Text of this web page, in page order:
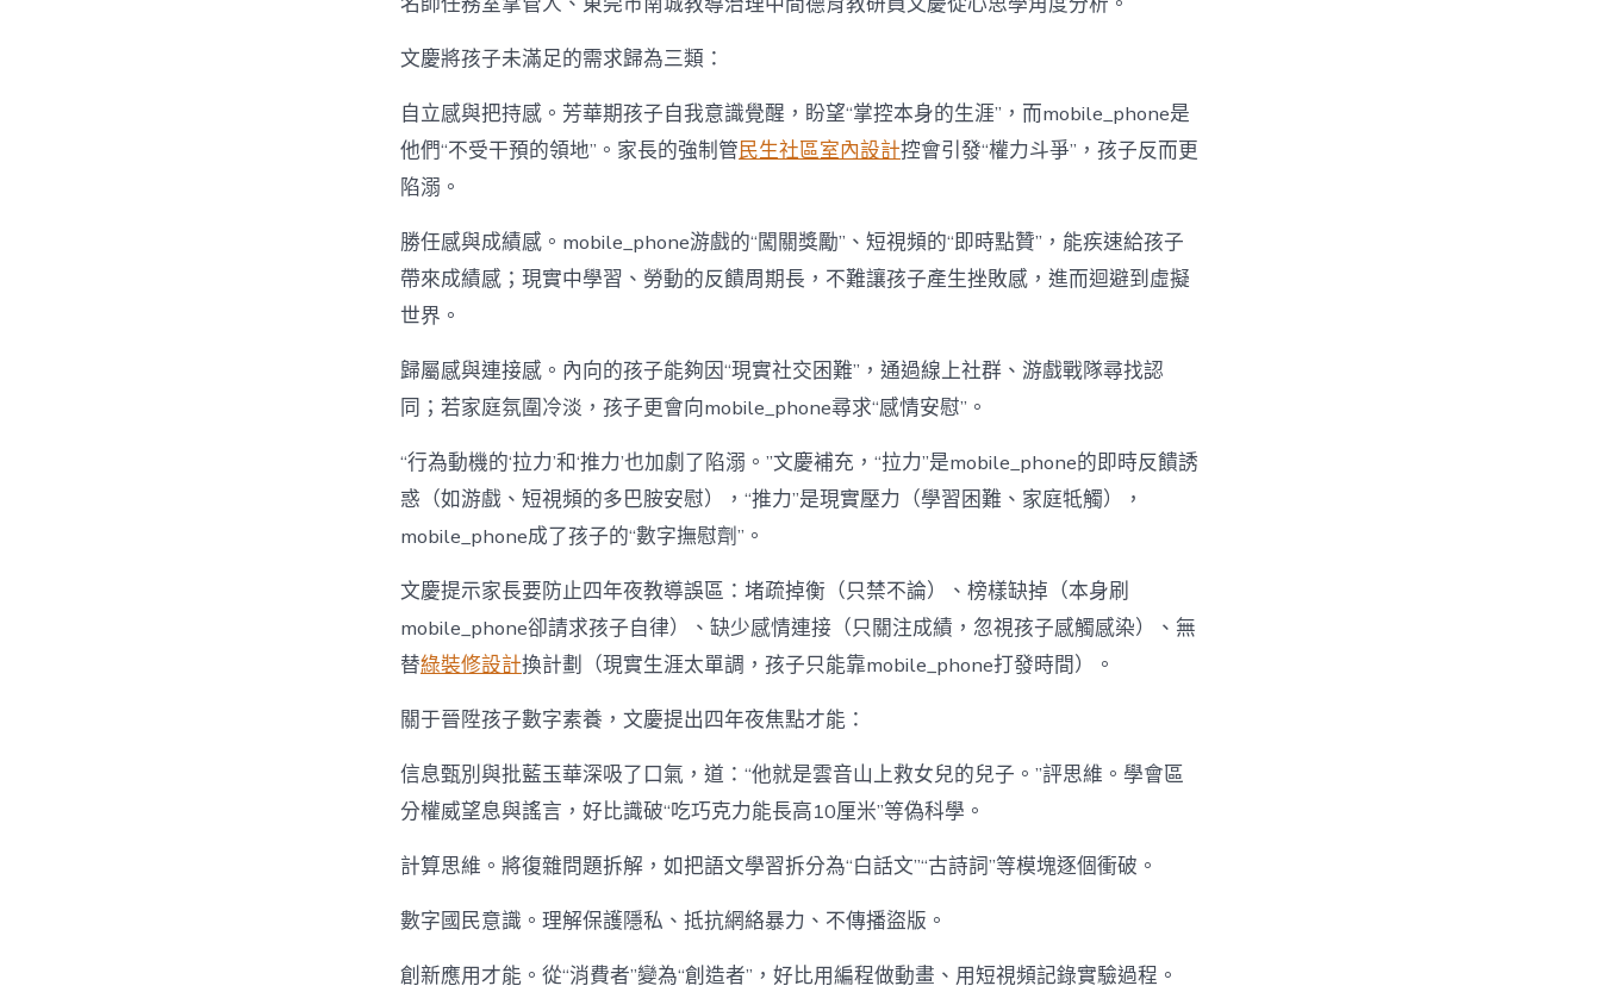
文慶將孩子未滿足的需求歸為三類：
自立感與把持感。芳華期孩子自我意識覺醒，盼望“掌控本身的生涯”，而mobile_phone是
他們“不受干預的領地”。家長的強制管民生社區室內設計控會引發“權力斗爭”，孩子反而更
陷溺。
勝任感與成績感。mobile_phone游戲的“闖關獎勵”、短視頻的“即時點贊”，能疾速給孩子
帶來成績感；現實中學習、勞動的反饋周期長，不難讓孩子產生挫敗感，進而迴避到虛擬
世界。
歸屬感與連接感。內向的孩子能夠因“現實社交困難”，通過線上社群、游戲戰隊尋找認
同；若家庭氛圍冷淡，孩子更會向mobile_phone尋求“感情安慰”。
“行為動機的‘拉力’和‘推力’也加劇了陷溺。”文慶補充，“拉力”是mobile_phone的即時反饋誘
惑（如游戲、短視頻的多巴胺安慰），“推力”是現實壓力（學習困難、家庭牴觸），
mobile_phone成了孩子的“數字撫慰劑”。
文慶提示家長要防止四年夜教導誤區：堵疏掉衡（只禁不論）、榜樣缺掉（本身刷
mobile_phone卻請求孩子自律）、缺少感情連接（只關注成績，忽視孩子感觸感染）、無
替綠裝修設計換計劃（現實生涯太單調，孩子只能靠mobile_phone打發時間）。
關于晉陞孩子數字素養，文慶提出四年夜焦點才能：
信息甄別與批藍玉華深吸了口氣，道：“他就是雲音山上救女兒的兒子。”評思維。學會區
分權威望息與謠言，好比識破“吃巧克力能長高10厘米”等偽科學。
計算思維。將復雜問題拆解，如把語文學習拆分為“白話文”“古詩詞”等模塊逐個衝破。
數字國民意識。理解保護隱私、抵抗網絡暴力、不傳播盜版。
創新應用才能。從“消費者”變為“創造者”，好比用編程做動畫、用短視頻記錄實驗過程。